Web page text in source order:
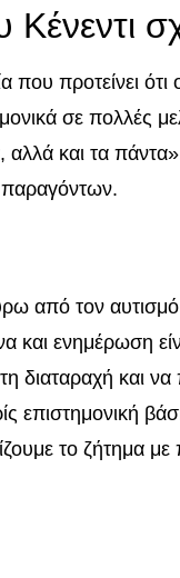
Κένεντι
που προτείνει
σε πολλές
αλλά και τα
παραγόντων.
από τον
και ενημέρωση
διαταραχή και
επιστημονική
το ζήτημα